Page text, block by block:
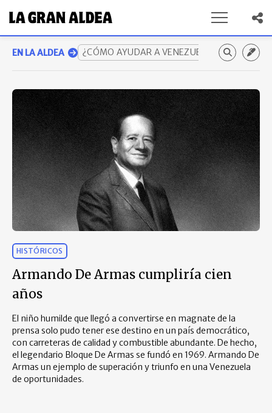
EN LA ALDEA ¿CÓMO AYUDAR A VENEZUELA? GUÍA
HISTÓRICOS
Armando De Armas cumpliría cien
años
El niño humilde que llegó a convertirse en magnate de la
prensa solo pudo tener ese destino en un país democrático,
con carreteras de calidad y combustible abundante. De hecho,
el legendario Bloque De Armas se fundó en 1969. Armando De
Armas un ejemplo de superación y triunfo en una Venezuela
de oportunidades.